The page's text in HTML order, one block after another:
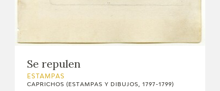
Se repulen
ESTAMPAS
CAPRICHOS (ESTAMPAS Y DIBUJOS, 1797-1799)